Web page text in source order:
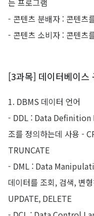
는 프로그램
- 콘텐츠 분배자 : 콘텐츠
- 콘텐츠 소비자 : 콘텐츠
[3과목] 데이터베이스
1. DBMS 데이터 언어
- DDL : Data Definition
조를 정의하는데 사용 -
TRUNCATE
- DML : Data
데이터를 조회, 검색, 변
UPDATE, DELETE